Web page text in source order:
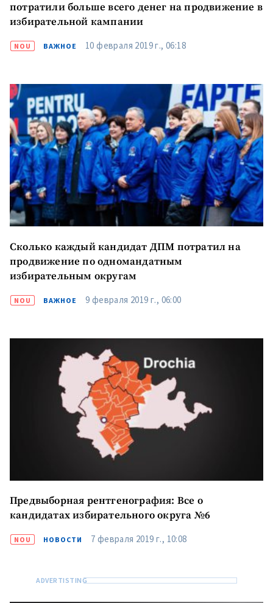
потратили больше всего денег на продвижение в
избирательной кампании
NOU ВАЖНОЕ 10 февраля 2019 г., 06:18
Сколько каждый кандидат ДПМ потратил на
продвижение по одномандатным
избирательным округам
NOU ВАЖНОЕ 9 февраля 2019 г., 06:00
Предвыборная рентгенография: Все о
кандидатах избирательного округа №6
NOU НОВОСТИ 7 февраля 2019 г., 10:08